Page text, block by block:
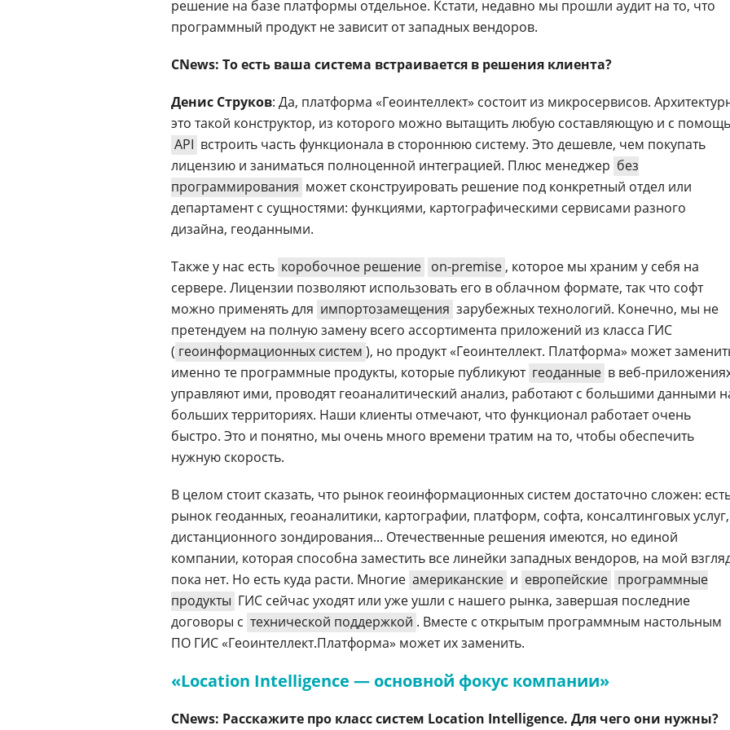
решение на базе платформы отдельное. Кстати, недавно мы прошли аудит на то, что
программный продукт не зависит от западных вендоров.
CNews: То есть ваша система встраивается в решения клиента?
Денис Струков: Да, платформа «Геоинтеллект» состоит из микросервисов.
это такой конструктор, из которого можно вытащить любую составляющую и с
API встроить часть функционала в стороннюю систему. Это дешевле, чем покупать
лицензию и заниматься полноценной интеграцией. Плюс менеджер без
программирования может сконструировать решение под конкретный отдел или
департамент с сущностями: функциями, картографическими сервисами разного
дизайна, геоданными.
Также у нас есть коробочное решение on-premise , которое мы храним у себя на
сервере. Лицензии позволяют использовать его в облачном формате, так что софт
можно применять для импортозамещения зарубежных технологий. Конечно, мы не
претендуем на полную замену всего ассортимента приложений из класса ГИС
( геоинформационных систем ), но продукт «Геоинтеллект. Платформа» может
именно те программные продукты, которые публикуют геоданные в веб-
управляют ими, проводят геоаналитический анализ, работают с большими данными
больших территориях. Наши клиенты отмечают, что функционал работает очень
быстро. Это и понятно, мы очень много времени тратим на то, чтобы обеспечить
нужную скорость.
В целом стоит сказать, что рынок геоинформационных систем достаточно сложен:
рынок геоданных, геоаналитики, картографии, платформ, софта, консалтинговых услуг,
дистанционного зондирования... Отечественные решения имеются, но единой
компании, которая способна заместить все линейки западных вендоров, на мой
пока нет. Но есть куда расти. Многие американские и европейские программные
продукты ГИС сейчас уходят или уже ушли с нашего рынка, завершая последние
договоры с технической поддержкой . Вместе с открытым программным настольным
ПО ГИС «Геоинтеллект.Платформа» может их заменить.
«Location Intelligence — основной фокус компании»
CNews: Расскажите про класс систем Location Intelligence. Для чего они нужны?